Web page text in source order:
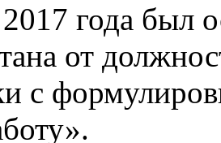
года был
от
с